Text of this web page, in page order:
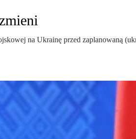
na Ukrainę przed zaplanowaną